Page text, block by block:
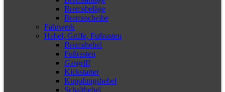
Bremsbeläge
Bremsscheibe
Fahrwerk
Hebel, Griffe, Fußrasten
Bremshebel
Fußrasten
Gasgriff
Kickstarter
Kupplungshebel
Schalthebel